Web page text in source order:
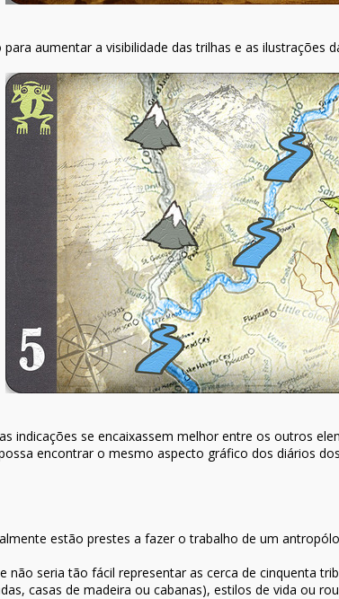
aumentar a visibilidade das trilhas e as ilustrações
indicações se encaixassem melhor entre os outros
encontrar o mesmo aspecto gráfico dos diários
estão prestes a fazer o trabalho de um
não seria tão fácil representar as cerca de cinquenta
casas de madeira ou cabanas), estilos de vida ou